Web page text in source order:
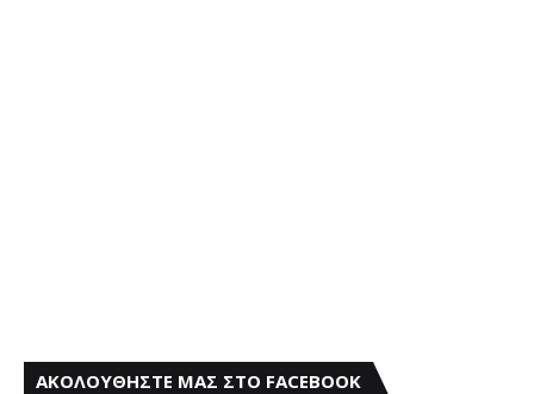
ΑΚΟΛΟΥΘΗΣΤΕ ΜΑΣ ΣΤΟ FACEBOOK